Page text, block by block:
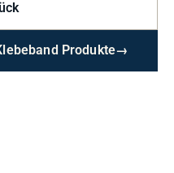
Produkte→